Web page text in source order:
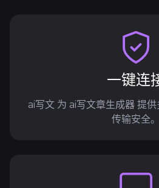
一键连
ai写文 为 ai写文章生成器 提
传输安全。